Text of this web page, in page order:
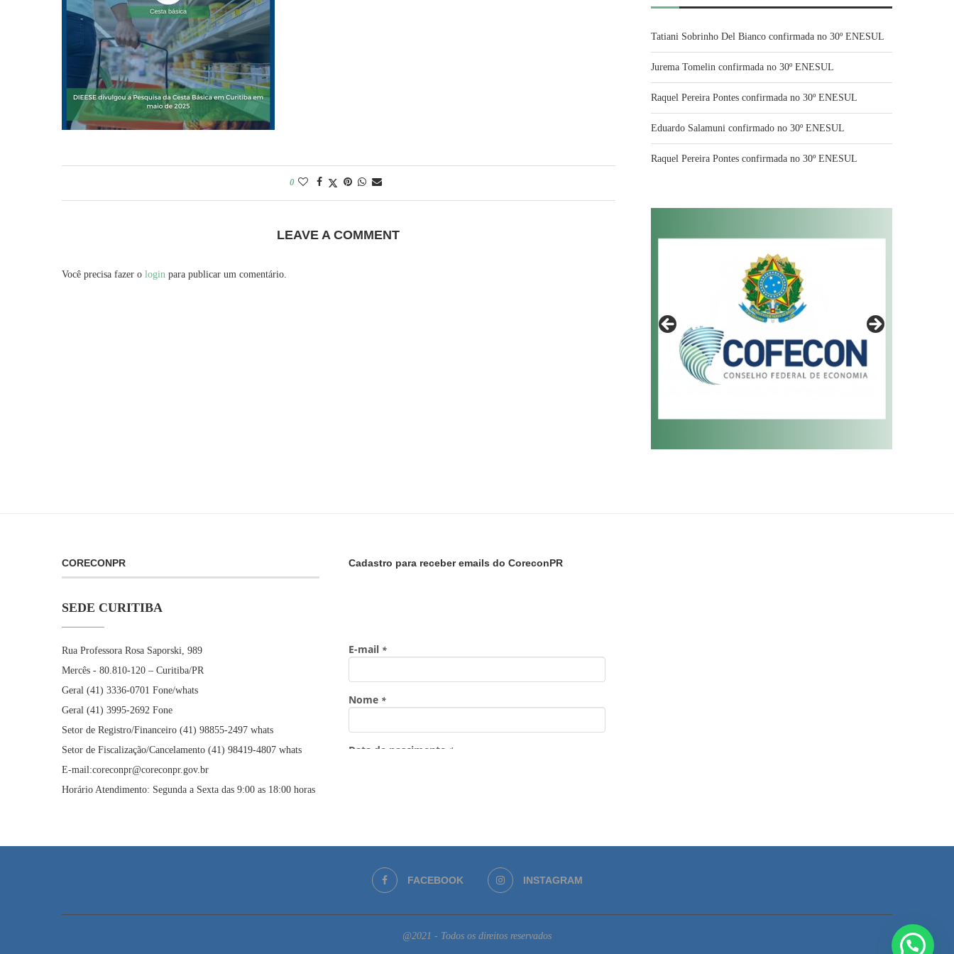
0
LEAVE A COMMENT
Você precisa fazer o login para publicar um comentário.
Tatiani Sobrinho Del Bianco confirmada no 30º ENESUL
Jurema Tomelin confirmada no 30º ENESUL
Raquel Pereira Pontes confirmada no 30º ENESUL
Eduardo Salamuni confirmado no 30º ENESUL
Raquel Pereira Pontes confirmada no 30º ENESUL
CORECONPR
SEDE CURITIBA
Rua Professora Rosa Saporski, 989
Mercês - 80.810-120 – Curitiba/PR
Geral (41) 3336-0701 Fone/whats
Geral (41) 3995-2692 Fone
Setor de Registro/Financeiro (41) 98855-2497 whats
Setor de Fiscalização/Cancelamento (41) 98419-4807 whats
E-mail:coreconpr@coreconpr.gov.br
Horário Atendimento: Segunda a Sexta das 9:00 as 18:00 horas
Cadastro para receber emails do CoreconPR
FACEBOOK INSTAGRAM
@2021 - Todos os direitos reservados